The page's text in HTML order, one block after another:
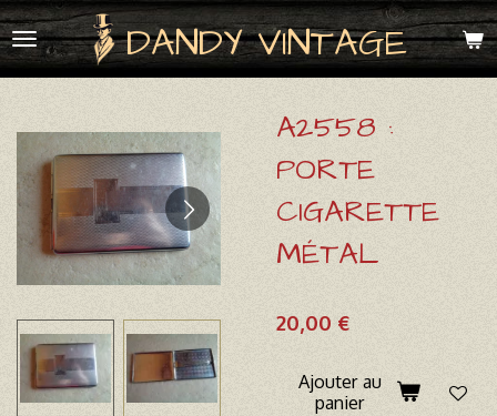
Passer
au
contenu
DANDY VINTAGE
A2558 :
PORTE
CIGARETTE
MÉTAL
20,00 €
Ajouter au
panier